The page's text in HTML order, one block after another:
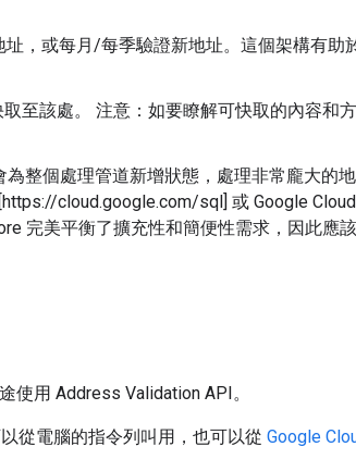
址，或每月/每季驗證新地址。這個架構有助
至該處。 注意：如要瞭解可快取的內容和方
整個處理管道新增狀態，處理非常龐大的
cloud.google.com/sql] 或 Google Cloud
完美平衡了擴充性和簡便性需求，因此應
使用 Address Validation API。
從電腦的指令列叫用，也可以從 Google